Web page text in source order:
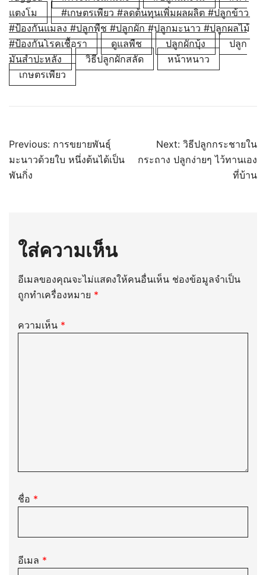
แตงโม
#เกษตรเพียว #ลดต้นทุนเพิ่มผลผลิต #ปลูกข้าว
#ป้องกันแมลง #ปลูกพืช #ปลูกผัก #ปลูกมะนาว #ปลูกผลไม้
#ป้องกันโรคเชื้อรา
ดูแลพืช ปลูกผักบุ้ง
ปลูก
มันสำปะหลัง
วิธีปลูกผักสลัด
หน้าหนาว
เกษตรเพียว
แนะแนว
เรื่อง
Previous: การขยายพันธุ์
มะนาวด้วยใบ หนึ่งต้นได้เป็น
พันกิ่ง
Next: วิธีปลูกกระชายใน
กระถาง ปลูกง่ายๆ ไว้ทานเอง
ที่บ้าน
ใส่ความเห็น
อีเมลของคุณจะไม่แสดงให้คนอื่นเห็น ช่องข้อมูลจำเป็น
ถูกทำเครื่องหมาย *
ความเห็น *
ชื่อ *
อีเมล *